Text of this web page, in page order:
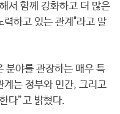
서 함께 강화하고 더 많은
력하고 있는 관계"라고 말
분야를 관장하는 매우 특
계는 정부와 민간, 그리고
다”고 밝혔다.